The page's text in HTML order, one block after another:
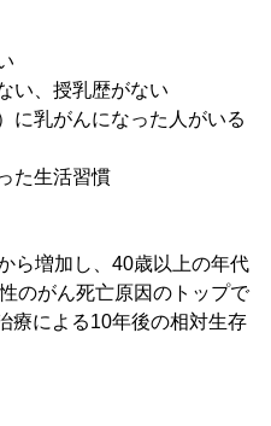
い、授乳歴がない
に乳がんになった人がいる
た生活習慣
ら増加し、40歳以上の年代
のがん死亡原因のトップで
療による10年後の相対生存